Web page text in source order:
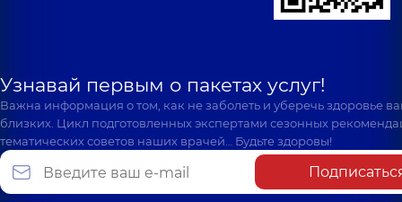
Узнавай первым о пакетах услуг!
Важна информация о том, как не заболеть и уберечь здоровье
близких. Цикл подготовленных экспертами сезонных
тематических советов наших врачей… Будьте здоровы!